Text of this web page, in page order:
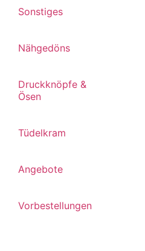
Sonstiges
Nähgedöns
Druckknöpfe &
Ösen
Tüdelkram
Angebote
Vorbestellungen